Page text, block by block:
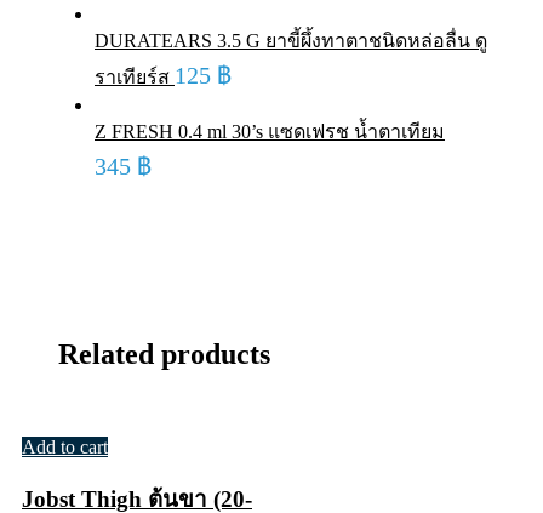
DURATEARS 3.5 G ยาขี้ผึ้งทาตาชนิดหล่อลื่น ดู
ราเทียร์ส 125 ฿
Z FRESH 0.4 ml 30’s แซดเฟรช น้ำตาเทียม
345 ฿
Related products
Add to cart
Jobst Thigh ต้นขา (20-